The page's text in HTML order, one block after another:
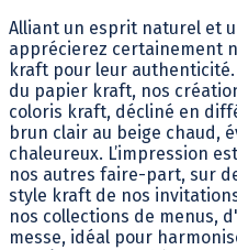
Alliant un esprit naturel et
apprécierez certainement
kraft pour leur
du papier kraft, nos
coloris kraft, décliné en
brun clair au beige chaud,
chaleureux. L’impression
nos autres faire-part, sur
style kraft de nos
nos collections de menus,
messe, idéal pour